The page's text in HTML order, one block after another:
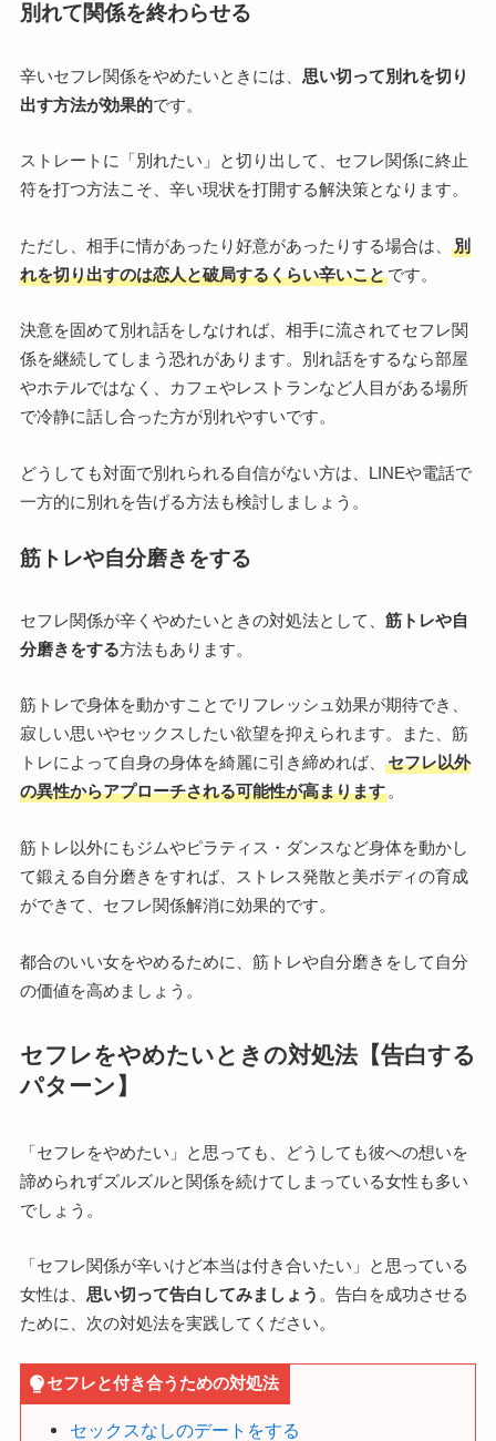
別れて関係を終わらせる
辛いセフレ関係をやめたいときには、 思い切って別れを切り
出す方法が効果的です。
ストレートに「別れたい」と切り出して、セフレ関係に終止
符を打つ方法こそ、辛い現状を打開する解決策となります。
ただし、相手に情があったり好意があったりする場合は、
別
れを切り出すのは恋人と破局するくらい辛いことです。
決意を固めて別れ話をしなければ、相手に流されてセフレ関
係を継続してしまう恐れがあります。別れ話をするなら部屋
やホテルではなく、カフェやレストランなど人目がある場所
で冷静に話し合った方が別れやすいです。
どうしても対面で別れられる自信がない方は、LINEや電話で
一方的に別れを告げる方法も検討しましょう。
筋トレや自分磨きをする
セフレ関係が辛くやめたいときの対処法として、 筋トレや自
分磨きをする方法もあります。
筋トレで身体を動かすことでリフレッシュ効果が期待でき、
寂しい思いやセックスしたい欲望を抑えられます。また、筋
トレによって自身の身体を綺麗に引き締めれば、
セフレ以外
の異性からアプローチされる可能性が高まります。
筋トレ以外にもジムやピラティス・ダンスなど身体を動かし
て鍛える自分磨きをすれば、ストレス発散と美ボディの育成
ができて、セフレ関係解消に効果的です。
都合のいい女をやめるために、筋トレや自分磨きをして自分
の価値を高めましょう。
セフレをやめたいときの対処法【告白する
パターン】
「セフレをやめたい」と思っても、どうしても彼への想いを
諦められずズルズルと関係を続けてしまっている女性も多い
でしょう。
「セフレ関係が辛いけど本当は付き合いたい」と思っている
女性は、 思い切って告白してみましょう 。告白を成功させる
ために、次の対処法を実践してください。
セフレと付き合うための対処法
セックスなしのデートをする